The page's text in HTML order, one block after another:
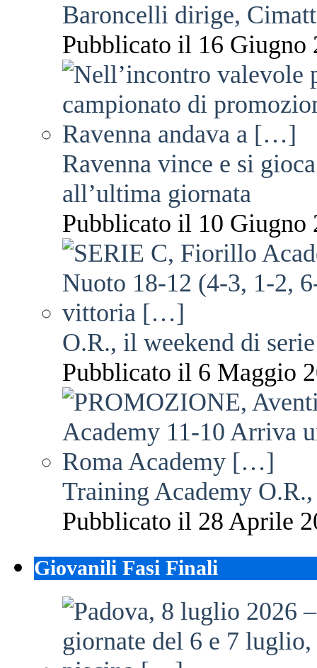
Baroncelli dirige,
Pubblicato il 16 Giugno
Ravenna vince e si
all’ultima giornata
Pubblicato il 10 Giugno
O.R., il weekend di
Pubblicato il 6 Maggio
Training Academy
Pubblicato il 28 Aprile
Giovanili Fasi Finali